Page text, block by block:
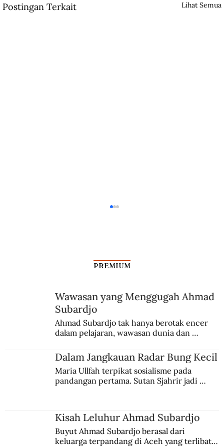
Postingan Terkait Lihat Semua
Dalam Jangkauan Radar Bung Kecil
PREMIUM
Wawasan yang Menggugah Ahmad
Subardjo
Ahmad Subardjo tak hanya berotak encer
dalam pelajaran, wawasan dunia dan
Jules Verne, Multatuli, hingga Sun Yat-sen.
Dalam Jangkauan Radar Bung Kecil
Maria Ullfah terpikat sosialisme pada
pandangan pertama. Sutan Sjahrir jadi
Kisah Leluhur Ahmad Subardjo
Buyut Ahmad Subardjo berasal dari
keluarga terpandang di Aceh yang terlibat